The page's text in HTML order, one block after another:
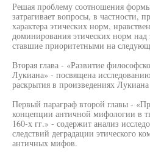
Решая проблему соотношения
затрагивает вопросы, в частности,
характера этических норм,
доминирования этических норм над
ставшие приоритетными на
Вторая глава - «Развитие
Лукиана» - посвящена
раскрытия в произведениях
Первый параграф второй главы -
концепции античной мифологии в
160-х гг.» - содержит анализ
следствий деградации этического
античных мифов.